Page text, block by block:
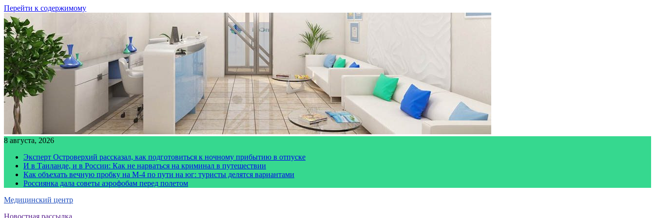
Перейти к содержимому
8 августа, 2026
Эксперт Островерхий рассказал, как подготовиться к ночному прибытию в отпуске
И в Таиланде, и в России: Как не нарваться на криминал в путешествии
Как объехать вечную пробку на М-4 по пути на юг: туристы делятся вариантами
Россиянка дала советы аэрофобам перед полетом
Медицинский центр
Новостная рассылка